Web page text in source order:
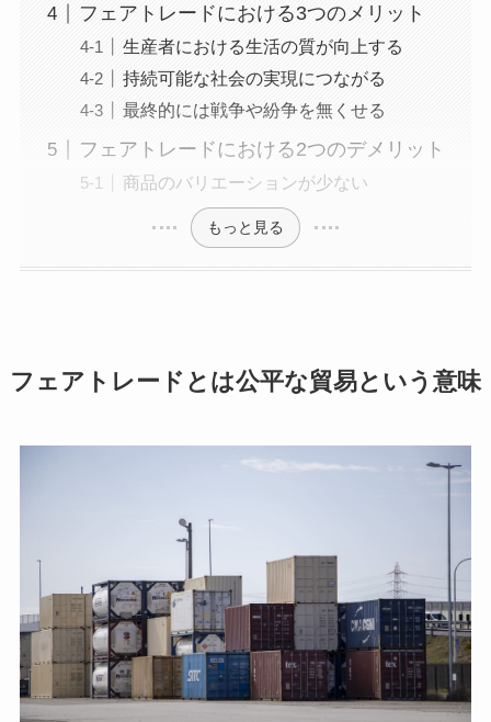
フェアトレードにおける3つのメリット
生産者における生活の質が向上する
持続可能な社会の実現につながる
最終的には戦争や紛争を無くせる
フェアトレードにおける2つのデメリット
商品のバリエーションが少ない
もっと見る
フェアトレードとは公平な貿易という意味